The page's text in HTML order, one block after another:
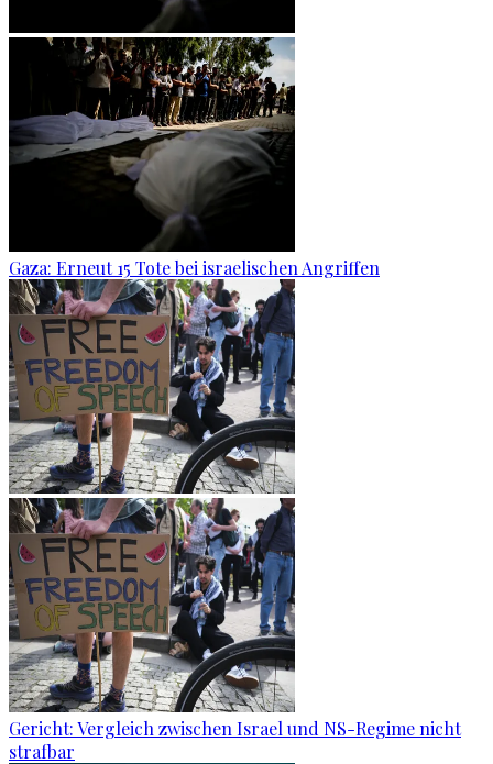
Gaza: Erneut 15 Tote bei israelischen Angriffen
Gericht: Ver­gleich zwi­schen Is­ra­el und NS-Re­gime nicht
straf­bar